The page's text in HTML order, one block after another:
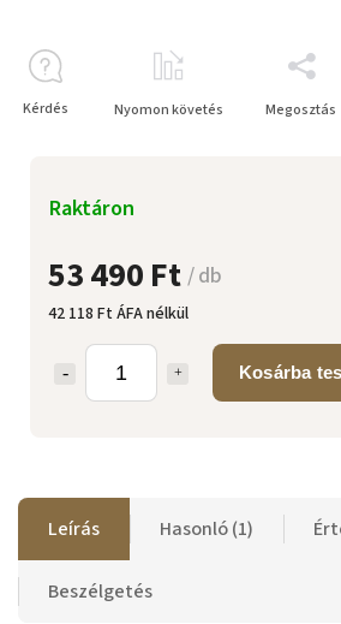
53 490 Ft / db
42 118 Ft ÁFA nélkül
Kosárba
Raktáron
Kérdés Nyomon követés Megosztás
Leírás Hasonló (1)
Beszélgetés